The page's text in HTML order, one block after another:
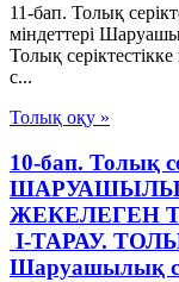
11-бап. Толық
мiндеттерi
Толық
с...
Толық оқу »
10-бап. Толық
ЖЕКЕЛЕГЕН
I-ТАРАУ.
Шаруашылық